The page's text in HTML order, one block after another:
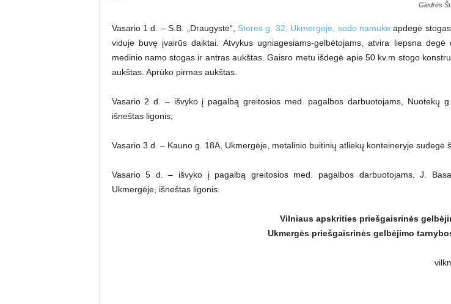
Giedrės
Vasario 1 d. – S.B. „Draugystė“, Storės g. 32, Ukmergėje, sodo namuke apdegė
viduje buvę įvairūs daiktai. Atvykus ugniagesiams-gelbėtojams, atvira liepsna degė
medinio namo stogas ir antras aukštas. Gaisro metu išdegė apie 50 kv.m stogo
aukštas. Aprūko pirmas aukštas.
Vasario 2 d. – išvyko į pagalbą greitosios med. pagalbos darbuotojams, Nuotekų
išneštas ligonis;
Vasario 3 d. – Kauno g. 18A, Ukmergėje, metalinio buitinių atliekų konteineryje sudegė
Vasario 5 d. – išvyko į pagalbą greitosios med. pagalbos darbuotojams, J.
Ukmergėje, išneštas ligonis.
Vilniaus apskrities priešgaisrinės
Ukmergės priešgaisrinės gelbėjimo